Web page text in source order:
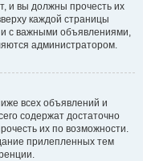
и вы должны прочесть их
каждой страницы
и с важными объявлениями,
администратором.
всех объявлений и
содержат достаточно
их по возможности.
прилепленных тем